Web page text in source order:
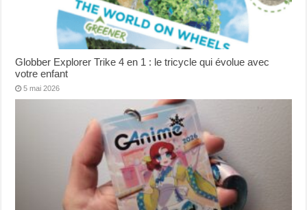
Globber Explorer Trike 4 en 1 : le tricycle qui évolue avec
votre enfant
5 mai 2026